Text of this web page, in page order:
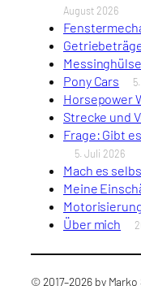
August 2026
Pony Cars
Horsepower
Strecke und
Frage: Gibt
5. Juli 2026
Mach es
Meine
Über mich
© 2017–2026 by